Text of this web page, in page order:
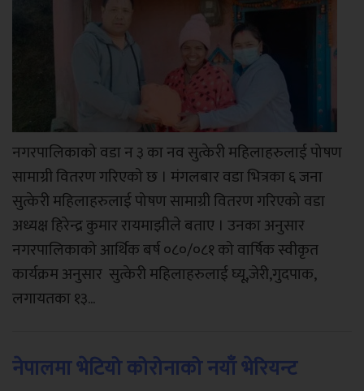
नगरपालिकाको वडा न ३ का नव सुत्केरी महिलाहरुलाई पोषण
सामाग्री वितरण गरिएको छ । मंगलबार वडा भित्रका ६ जना
सुत्केरी महिलाहरुलाई पोषण सामाग्री वितरण गरिएको वडा
अध्यक्ष हिरेन्द्र कुमार रायमाझीले बताए । उनका अनुसार
नगरपालिकाको आर्थिक बर्ष ०८०/०८१ को वार्षिक स्वीकृत
कार्यक्रम अनुसार सुत्केरी महिलाहरुलाई घ्यू,जेरी,गुदपाक,
लगायतका १३...
नेपालमा भेटियो कोरोनाको नयाँ भेरियन्ट